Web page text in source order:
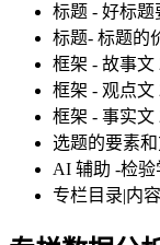
标题 - 好标题
标题- 标题的
框架 - 故事文
框架 - 观点文
框架 - 事实文
选题的要素
AI 辅助 -检验
专栏目录|内